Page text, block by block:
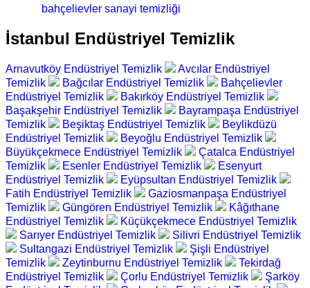
bahçelievler sanayi temizliği
İstanbul Endüstriyel Temizlik
Arnavutköy Endüstriyel Temizlik
Avcılar Endüstriyel
Temizlik
Bağcılar Endüstriyel Temizlik
Bahçelievler
Endüstriyel Temizlik
Bakırköy Endüstriyel Temizlik
Başakşehir Endüstriyel Temizlik
Bayrampaşa Endüstriyel
Temizlik
Beşiktaş Endüstriyel Temizlik
Beylikdüzü
Endüstriyel Temizlik
Beyoğlu Endüstriyel Temizlik
Büyükçekmece Endüstriyel Temizlik
Çatalca Endüstriyel
Temizlik
Esenler Endüstriyel Temizlik
Esenyurt
Endüstriyel Temizlik
Eyüpsultan Endüstriyel Temizlik
Fatih Endüstriyel Temizlik
Gaziosmanpaşa Endüstriyel
Temizlik
Güngören Endüstriyel Temizlik
Kâğıthane
Endüstriyel Temizlik
Küçükçekmece Endüstriyel Temizlik
Sarıyer Endüstriyel Temizlik
Silivri Endüstriyel Temizlik
Sultangazi Endüstriyel Temizlik
Şişli Endüstriyel
Temizlik
Zeytinburnu Endüstriyel Temizlik
Tekirdağ
Endüstriyel Temizlik
Çorlu Endüstriyel Temizlik
Şarköy